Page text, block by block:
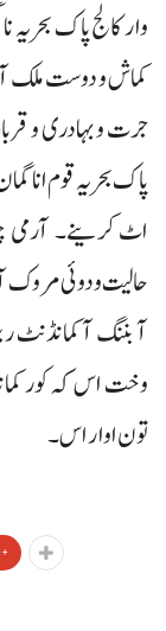
وار کالج پاک بحریہ
کماش و دوست ملک
جرت و بہادری و
پاک بحریہ قوم انا
اٹ کرینے۔ آرمی
حالیت و دوئی مروک آ
آ بننگ آ کمانڈنٹ
وخت اس کہ کور
تون اوار اس۔